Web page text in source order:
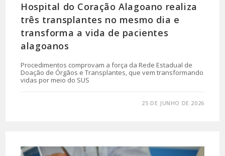
Hospital do Coração Alagoano realiza
três transplantes no mesmo dia e
transforma a vida de pacientes
alagoanos
Procedimentos comprovam a força da Rede Estadual de
Doação de Órgãos e Transplantes, que vem transformando
vidas por meio do SUS
25 DE JUNHO DE 2026